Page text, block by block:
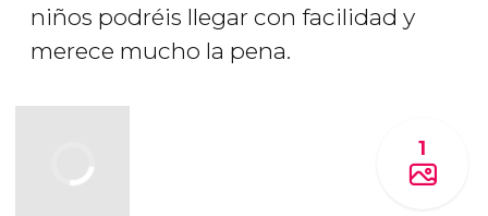
niños podréis llegar con facilidad y
merece mucho la pena.
1